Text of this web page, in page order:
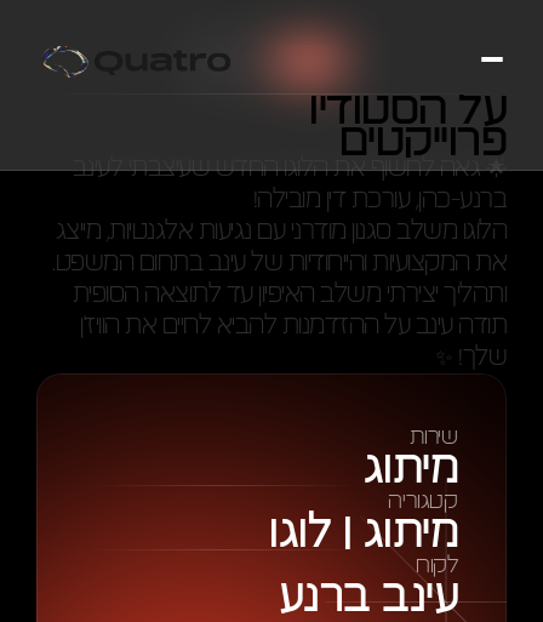
פרוייקטים
על הסטודיו
שירות
מיתוג
קטגוריה
מיתוג | לוגו
לקוח
עינב ברנע
01/03/2024
עינב ברנע
🌟 גאה לחשוף את הלוגו החדש שעיצבתי לעינב
ברנע-כהן, עורכת דין מובילה!
ותהליך יצירתי משלב האיפיון עד לתוצאה הסופית
שלך! ✨